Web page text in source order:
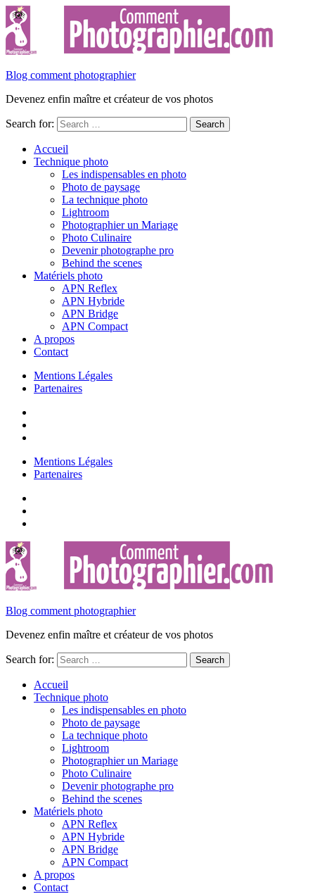
Blog comment photographier
Devenez enfin maître et créateur de vos photos
Search for:
Accueil
Technique photo
Les indispensables en photo
Photo de paysage
La technique photo
Lightroom
Photographier un Mariage
Photo Culinaire
Devenir photographe pro
Behind the scenes
Matériels photo
APN Reflex
APN Hybride
APN Bridge
APN Compact
A propos
Contact
Mentions Légales
Partenaires
Mentions Légales
Partenaires
Blog comment photographier
Devenez enfin maître et créateur de vos photos
Search for:
Accueil
Technique photo
Les indispensables en photo
Photo de paysage
La technique photo
Lightroom
Photographier un Mariage
Photo Culinaire
Devenir photographe pro
Behind the scenes
Matériels photo
APN Reflex
APN Hybride
APN Bridge
APN Compact
A propos
Contact